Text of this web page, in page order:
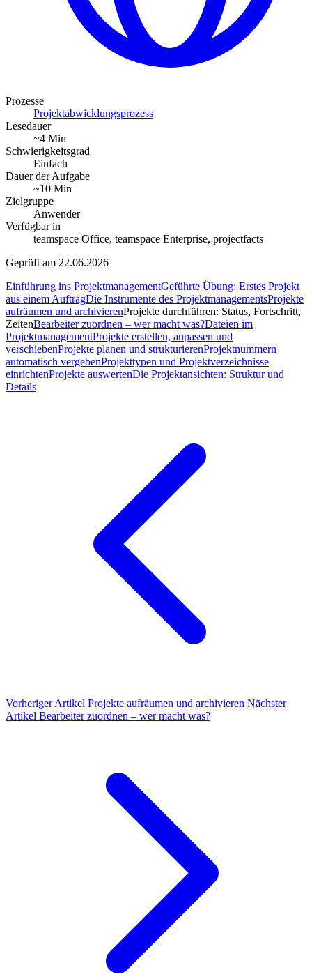
Prozesse
Projektabwicklungsprozess
Lesedauer
~4 Min
Schwierigkeitsgrad
Einfach
Dauer der Aufgabe
~10 Min
Zielgruppe
Anwender
Verfügbar in
teamspace Office, teamspace Enterprise, projectfacts
Geprüft am 22.06.2026
Einführung ins ProjektmanagementGeführte Übung: Erstes Projekt
aus einem AuftragDie Instrumente des ProjektmanagementsProjekte
aufräumen und archivierenProjekte durchführen: Status, Fortschritt,
ZeitenBearbeiter zuordnen – wer macht was?Dateien im
ProjektmanagementProjekte erstellen, anpassen und
verschiebenProjekte planen und strukturierenProjektnummern
automatisch vergebenProjekttypen und Projektverzeichnisse
einrichtenProjekte auswertenDie Projektansichten: Struktur und
Details
Vorheriger Artikel Projekte aufräumen und archivieren Nächster
Artikel Bearbeiter zuordnen – wer macht was?